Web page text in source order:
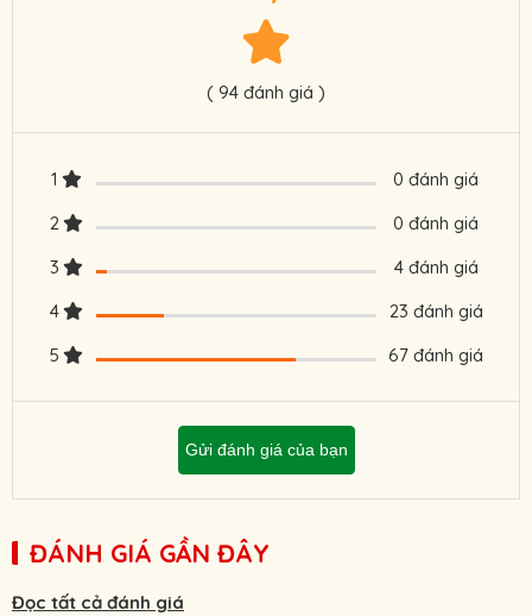
Cam kết giá tour tốt nhất, hỗ trợ nhanh
Liên hệ ngay: 0901 222 772 để được hỗ trợ
tốt nhất.
( 94 đánh giá )
1
0 đánh giá
2
0 đánh giá
3
4 đánh giá
4
23 đánh giá
5
67 đánh giá
Gửi đánh giá của bạn
ĐÁNH GIÁ GẦN ĐÂY
Đọc tất cả đánh giá